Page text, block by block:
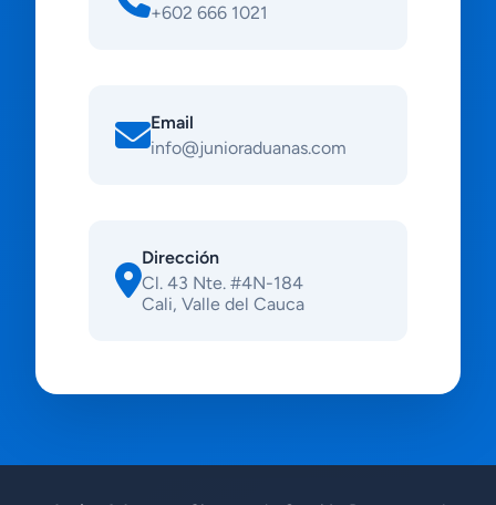
+602 666 1021
Email
info@junioraduanas.com
Dirección
Cl. 43 Nte. #4N-184
Cali, Valle del Cauca